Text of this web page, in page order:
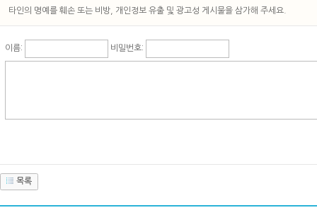
타인의 명예를 훼손 또는 비방, 개인정보 유출 및 광고성 게시물을 삼가해 주세요.
이름: 비밀번호:
목록